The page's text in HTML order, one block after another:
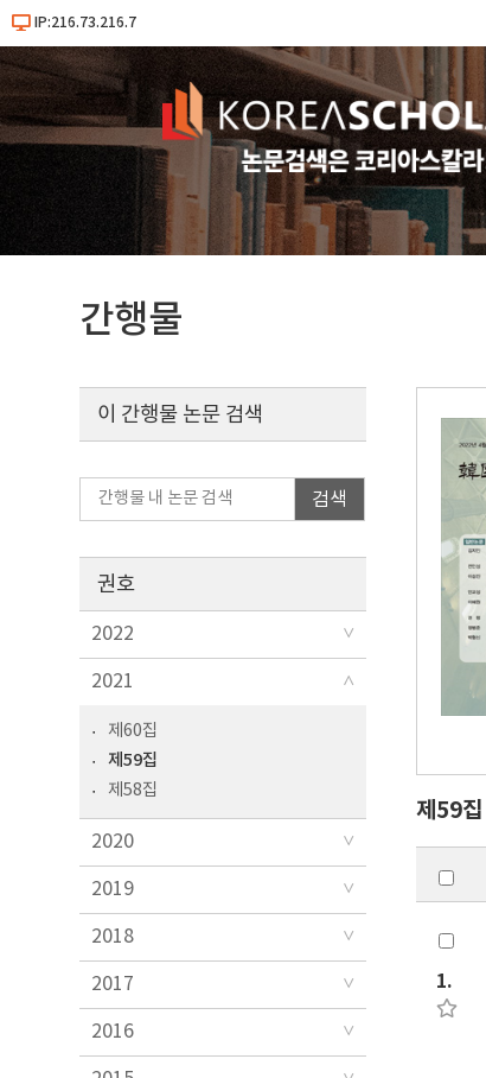
IP:216.73.216.7
간행물
이 간행물 논문 검색
검색
권호
2022
2021
제60집
제59집
제58집
2020
2019
2018
2017
2016
제59집
1.